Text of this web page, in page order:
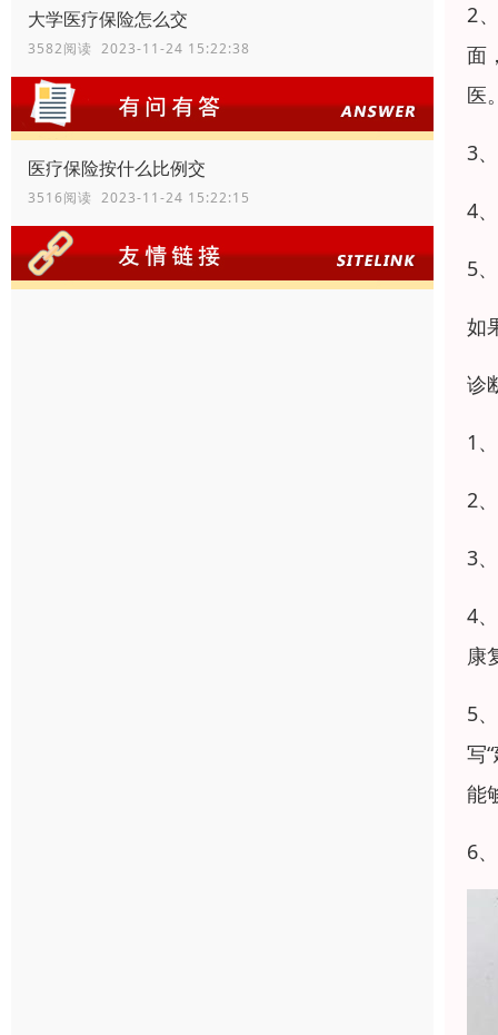
大学医疗保险怎么交
3582阅读 2023-11-24 15:22:38
医疗保险按什么比例交
3516阅读 2023-11-24 15:22:15
2
面
医
3
4
5
如
诊
1
2
3
4
康
5
写
能
6